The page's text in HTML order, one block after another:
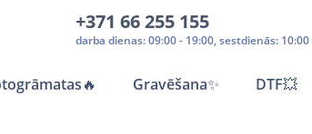
+371 66 255 155
darba dienas: 09:00 - 19:00, sestdienās:
🔥 Gravēšana✨ DTF💥